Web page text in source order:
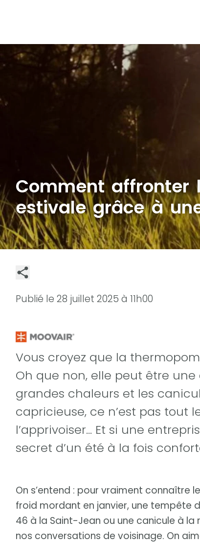
Comment affronter
estivale grâce à
Publié le 28 juillet 2025 à 11h00
Vous croyez que la
Oh que non, elle peut être
grandes chaleurs et les
capricieuse, ce n’est pas tout
l’apprivoiser… Et si une
secret d’un été à la fois
On s’entend : pour vraiment connaître
froid mordant en janvier, une tempête
46 à la Saint-Jean ou une canicule à
nos conversations de voisinage. On